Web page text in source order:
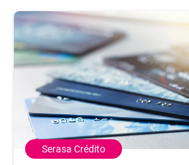
Serasa Crédito